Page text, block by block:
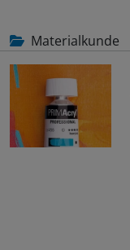
Materialkunde